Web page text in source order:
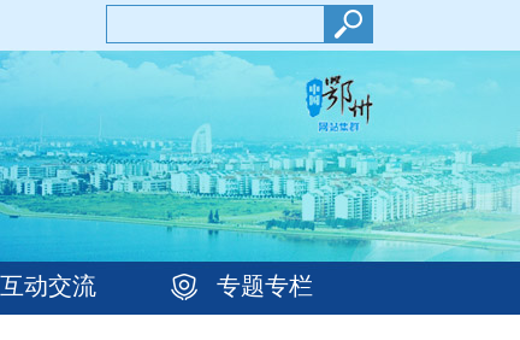
互动交流 专题专栏